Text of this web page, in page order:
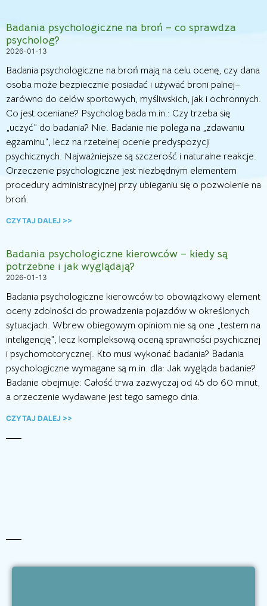
Badania psychologiczne na broń – co sprawdza
psycholog?
2026-01-13
Badania psychologiczne na broń mają na celu ocenę, czy dana
osoba może bezpiecznie posiadać i używać broni palnej–
zarówno do celów sportowych, myśliwskich, jak i ochronnych.
Co jest oceniane? Psycholog bada m.in.: Czy trzeba się
„uczyć” do badania? Nie. Badanie nie polega na „zdawaniu
egzaminu”, lecz na rzetelnej ocenie predyspozycji
psychicznych. Najważniejsze są szczerość i naturalne reakcje.
Orzeczenie psychologiczne jest niezbędnym elementem
procedury administracyjnej przy ubieganiu się o pozwolenie na
broń.
CZYTAJ DALEJ >>
Badania psychologiczne kierowców – kiedy są
potrzebne i jak wyglądają?
2026-01-13
Badania psychologiczne kierowców to obowiązkowy element
oceny zdolności do prowadzenia pojazdów w określonych
sytuacjach. Wbrew obiegowym opiniom nie są one „testem na
inteligencję”, lecz kompleksową oceną sprawności psychicznej
i psychomotorycznej. Kto musi wykonać badania? Badania
psychologiczne wymagane są m.in. dla: Jak wygląda badanie?
Badanie obejmuje: Całość trwa zazwyczaj od 45 do 60 minut,
a orzeczenie wydawane jest tego samego dnia.
CZYTAJ DALEJ >>